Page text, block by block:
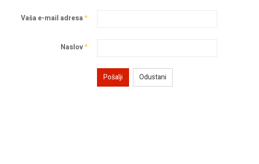
Vaša e-mail adresa*
Naslov*
Pošalji Odustani